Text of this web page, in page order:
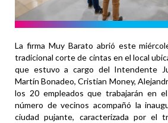
La firma Muy Barato abrió este
tradicional corte de cintas en el local
que estuvo a cargo del Intendente
Martín Bonadeo, Cristian Money,
los 20 empleados que trabajarán en
número de vecinos acompañó la
ciudad pujante, caracterizada por el